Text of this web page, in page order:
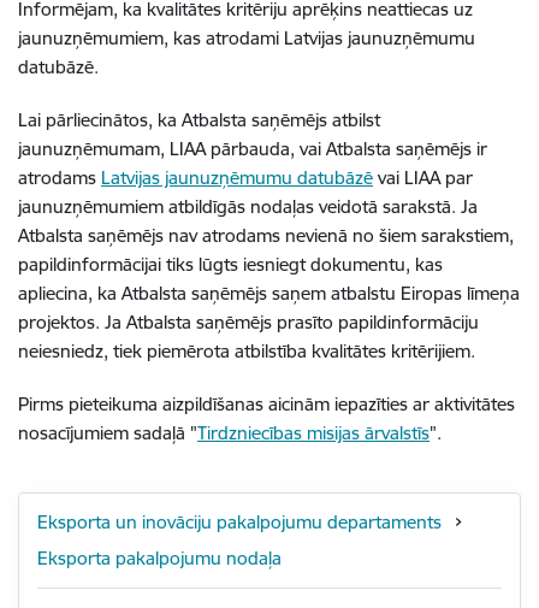
Informējam, ka kvalitātes kritēriju aprēķins neattiecas uz
jaunuzņēmumiem, kas atrodami Latvijas jaunuzņēmumu
datubāzē.
Lai pārliecinātos, ka Atbalsta saņēmējs atbilst
jaunuzņēmumam, LIAA pārbauda, vai Atbalsta saņēmējs ir
atrodams Latvijas jaunuzņēmumu datubāzē vai LIAA par
jaunuzņēmumiem atbildīgās nodaļas veidotā sarakstā. Ja
Atbalsta saņēmējs nav atrodams nevienā no šiem sarakstiem,
papildinformācijai tiks lūgts iesniegt dokumentu, kas
apliecina, ka Atbalsta saņēmējs saņem atbalstu Eiropas līmeņa
projektos. Ja Atbalsta saņēmējs prasīto papildinformāciju
neiesniedz, tiek piemērota atbilstība kvalitātes kritērijiem.
Pirms pieteikuma aizpildīšanas aicinām iepazīties ar aktivitātes
nosacījumiem sadaļā "Tirdzniecības misijas ārvalstīs".
Eksporta un inovāciju pakalpojumu departaments
Eksporta pakalpojumu nodaļa